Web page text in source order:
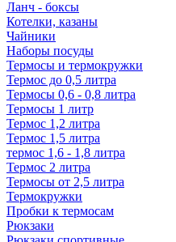
Ланч - боксы
Котелки, казаны
Чайники
Наборы посуды
Термосы и термокружки
Термос до 0,5 литра
Термосы 0,6 - 0,8 литра
Термосы 1 литр
Термос 1,2 литра
Термос 1,5 литра
термос 1,6 - 1,8 литра
Термос 2 литра
Термосы от 2,5 литра
Термокружки
Пробки к термосам
Рюкзаки